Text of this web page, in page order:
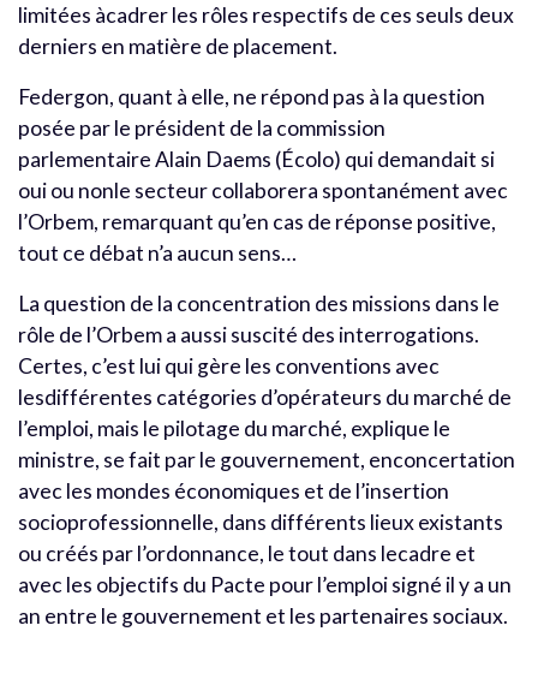
limitées àcadrer les rôles respectifs de ces seuls deux
derniers en matière de placement.
Federgon, quant à elle, ne répond pas à la question
posée par le président de la commission
parlementaire Alain Daems (Écolo) qui demandait si
oui ou nonle secteur collaborera spontanément avec
l’Orbem, remarquant qu’en cas de réponse positive,
tout ce débat n’a aucun sens…
La question de la concentration des missions dans le
rôle de l’Orbem a aussi suscité des interrogations.
Certes, c’est lui qui gère les conventions avec
lesdifférentes catégories d’opérateurs du marché de
l’emploi, mais le pilotage du marché, explique le
ministre, se fait par le gouvernement, enconcertation
avec les mondes économiques et de l’insertion
socioprofessionnelle, dans différents lieux existants
ou créés par l’ordonnance, le tout dans lecadre et
avec les objectifs du Pacte pour l’emploi signé il y a un
an entre le gouvernement et les partenaires sociaux.